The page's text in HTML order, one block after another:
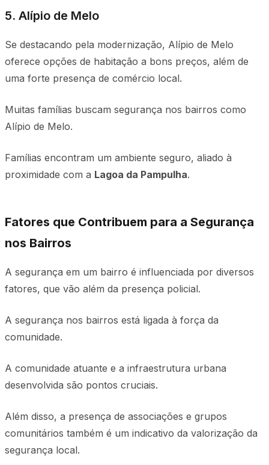
5. Alípio de Melo
Se destacando pela modernização, Alípio de Melo
oferece opções de habitação a bons preços, além de
uma forte presença de comércio local.
Muitas famílias buscam segurança nos bairros como
Alípio de Melo.
Famílias encontram um ambiente seguro, aliado à
proximidade com a Lagoa da Pampulha.
Fatores que Contribuem para a Segurança
nos Bairros
A segurança em um bairro é influenciada por diversos
fatores, que vão além da presença policial.
A segurança nos bairros está ligada à força da
comunidade.
A comunidade atuante e a infraestrutura urbana
desenvolvida são pontos cruciais.
Além disso, a presença de associações e grupos
comunitários também é um indicativo da valorização da
segurança local.